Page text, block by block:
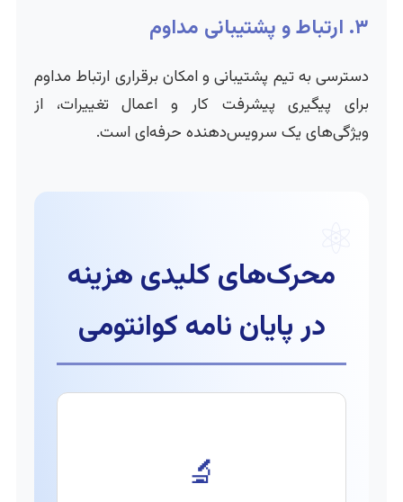
۳. ارتباط و پشتیبانی مداوم
دسترسی به تیم پشتیبانی و امکان برقراری ارتباط مداوم
برای پیگیری پیشرفت کار و اعمال تغییرات، از
ویژگی‌های یک سرویس‌دهنده حرفه‌ای است.
محرک‌های کلیدی هزینه
در پایان نامه کوانتومی
🔬